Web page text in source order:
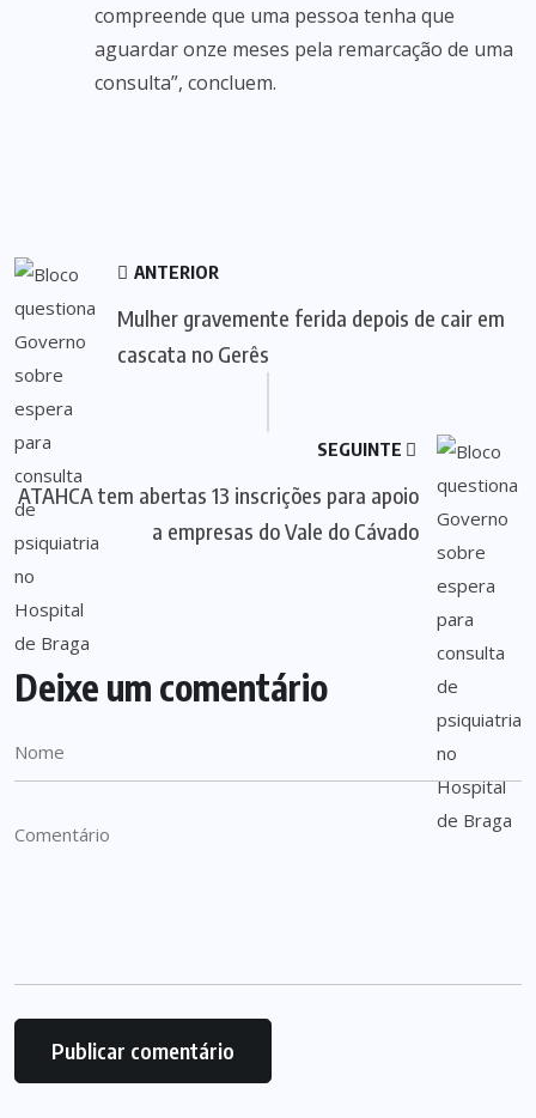
compreende que uma pessoa tenha que
aguardar onze meses pela remarcação de uma
consulta”, concluem.
ANTERIOR
Mulher gravemente ferida depois de cair em
cascata no Gerês
SEGUINTE
ATAHCA tem abertas 13 inscrições para apoio
a empresas do Vale do Cávado
Deixe um comentário